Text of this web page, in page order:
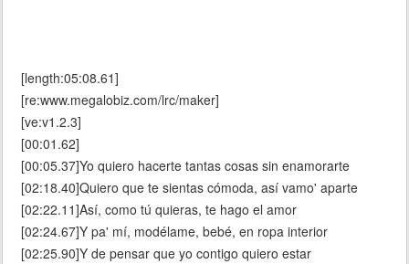
[length:05:08.61]
[re:www.megalobiz.com/lrc/maker]
[ve:v1.2.3]
[00:01.62]
[00:05.37]Yo quiero hacerte tantas cosas sin enamorarte
[02:18.40]Quiero que te sientas cómoda, así vamo' aparte
[02:22.11]Así, como tú quieras, te hago el amor
[02:24.67]Y pa' mí, modélame, bebé, en ropa interior
[02:25.90]Y de pensar que yo contigo quiero estar